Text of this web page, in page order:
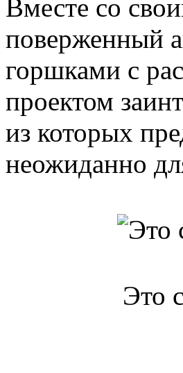
Вместе со
поверженный
горшками с
проектом
из которых
неожиданно
Это